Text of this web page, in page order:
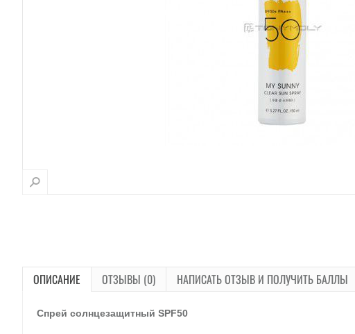
ОПИСАНИЕ ОТЗЫВЫ (0) НАПИСАТЬ ОТЗЫВ И ПОЛУЧИТЬ БАЛЛЫ
Спрей солнцезащитный SPF50